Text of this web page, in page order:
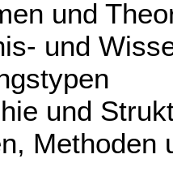
und
und
und